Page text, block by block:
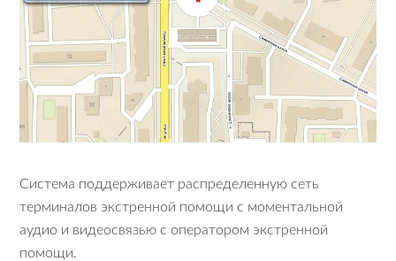
Система поддерживает распределенную сеть
терминалов экстренной помощи с моментальной
аудио и видеосвязью с оператором экстренной
помощи.